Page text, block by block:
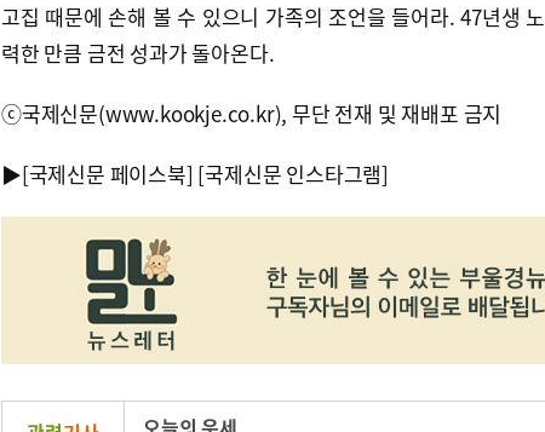
고집 때문에 손해 볼 수 있으니 가족의 조언을 들어라. 47년생 노
력한 만큼 금전 성과가 돌아온다.
ⓒ국제신문(www.kookje.co.kr), 무단 전재 및 재배포 금지
▶[국제신문 페이스북] [국제신문 인스타그램]